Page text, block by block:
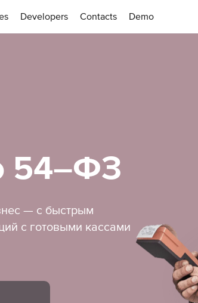
Developers Contacts Demo
54–ФЗ
— с быстрым
с готовыми кассами